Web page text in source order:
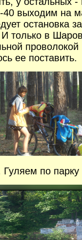
выходим на
остановка
только в
ее поставить.
по парку